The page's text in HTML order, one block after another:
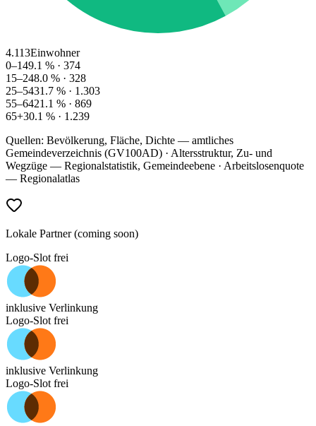
4.113Einwohner
0–149.1 % · 374
15–248.0 % · 328
25–5431.7 % · 1.303
55–6421.1 % · 869
65+30.1 % · 1.239
Quellen: Bevölkerung, Fläche, Dichte — amtliches
Gemeindeverzeichnis (GV100AD) · Altersstruktur, Zu- und
Wegzüge — Regionalstatistik, Gemeindeebene · Arbeitslosenquote
— Regionalatlas
Lokale Partner (coming soon)
Logo-Slot frei
inklusive Verlinkung
Logo-Slot frei
inklusive Verlinkung
Logo-Slot frei